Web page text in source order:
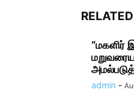
“மகளிர்
admin -